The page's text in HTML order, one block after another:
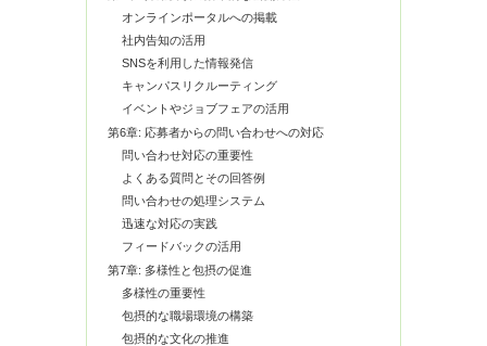
オンラインポータルへの掲載
社内告知の活用
SNSを利用した情報発信
キャンパスリクルーティング
イベントやジョブフェアの活用
第6章: 応募者からの問い合わせへの対応
問い合わせ対応の重要性
よくある質問とその回答例
問い合わせの処理システム
迅速な対応の実践
フィードバックの活用
第7章: 多様性と包摂の促進
多様性の重要性
包摂的な職場環境の構築
包摂的な文化の推進